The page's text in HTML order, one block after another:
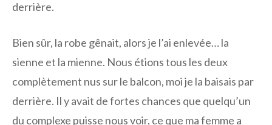
derrière.
Bien sûr, la robe gênait, alors je l’ai enlevée… la
sienne et la mienne. Nous étions tous les deux
complètement nus sur le balcon, moi je la baisais par
derrière. Il y avait de fortes chances que quelqu’un
du complexe puisse nous voir, ce que ma femme a